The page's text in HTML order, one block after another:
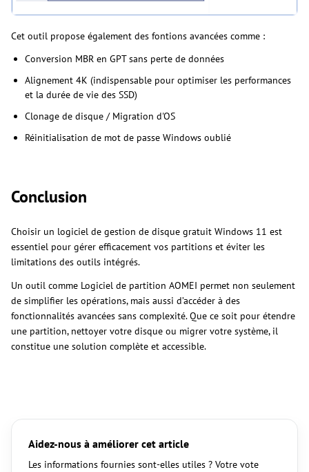
Cet outil propose également des fontions avancées comme :
Conversion MBR en GPT sans perte de données
Alignement 4K (indispensable pour optimiser les performances
et la durée de vie des SSD)
Clonage de disque / Migration d'OS
Réinitialisation de mot de passe Windows oublié
Conclusion
Choisir un logiciel de gestion de disque gratuit Windows 11 est
essentiel pour gérer efficacement vos partitions et éviter les
limitations des outils intégrés.
Un outil comme Logiciel de partition AOMEI permet non seulement
de simplifier les opérations, mais aussi d’accéder à des
fonctionnalités avancées sans complexité. Que ce soit pour étendre
une partition, nettoyer votre disque ou migrer votre système, il
constitue une solution complète et accessible.
Aidez-nous à améliorer cet article
Les informations fournies sont-elles utiles ? Votre vote